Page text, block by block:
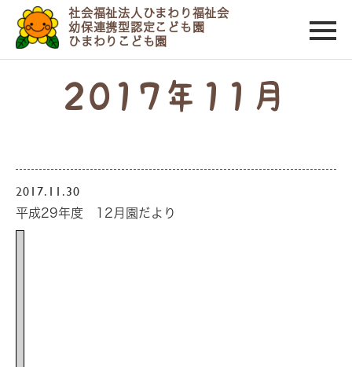
社会福祉法人ひまわり福祉会
幼保連携型認定こども園
ひまわりこども園
2017年11月
2017.11.30
平成29年度 12月園だより